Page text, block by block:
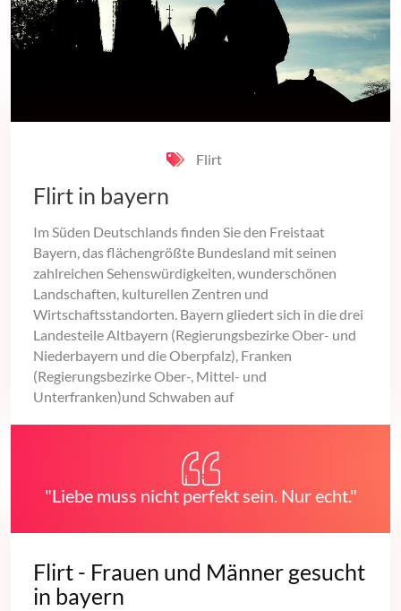
Flirt
Flirt in bayern
Im Süden Deutschlands finden Sie den Freistaat
Bayern, das flächengrößte Bundesland mit seinen
zahlreichen Sehenswürdigkeiten, wunderschönen
Landschaften, kulturellen Zentren und
Wirtschaftsstandorten. Bayern gliedert sich in die drei
Landesteile Altbayern (Regierungsbezirke Ober- und
Niederbayern und die Oberpfalz), Franken
(Regierungsbezirke Ober-, Mittel- und
Unterfranken)und Schwaben auf
"Liebe muss nicht perfekt sein. Nur echt."
Flirt - Frauen und Männer gesucht
in bayern